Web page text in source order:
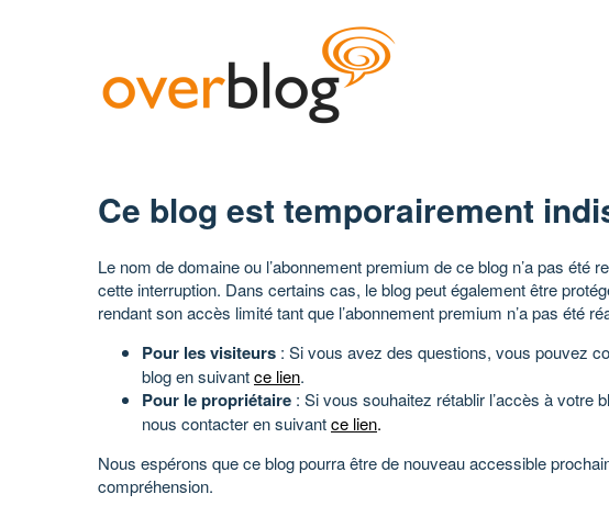
Ce blog est temporairement
Le nom de domaine ou l’abonnement premium de ce blog n’a pas été
cette interruption. Dans certains cas, le blog peut également être
rendant son accès limité tant que l’abonnement premium n’a pas été
Pour les visiteurs : Si vous avez des questions, vous pouvez
blog en suivantce lien.
Pour le propriétaire : Si vous souhaitez rétablir l’accès à votre
nous contacter en suivantce lien.
Nous espérons que ce blog pourra être de nouveau accessible
compréhension.